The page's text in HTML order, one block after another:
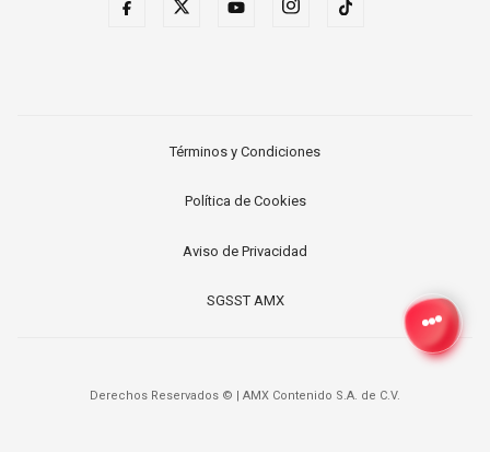
Términos y Condiciones
Política de Cookies
Aviso de Privacidad
SGSST AMX
Derechos Reservados © | AMX Contenido S.A. de C.V.